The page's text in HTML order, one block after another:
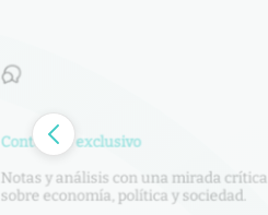
Contenido exclusivo
Notas y análisis con una mirada crítica
sobre economía, política y sociedad.